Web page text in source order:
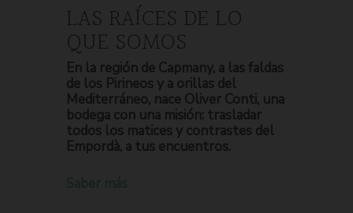
LAS RAÍCES DE LO
QUE SOMOS
En la región de Capmany, a las faldas
de los Pirineos y a orillas del
Mediterráneo, nace Oliver Conti, una
bodega con una misión: trasladar
todos los matices y contrastes del
Empordà, a tus encuentros.